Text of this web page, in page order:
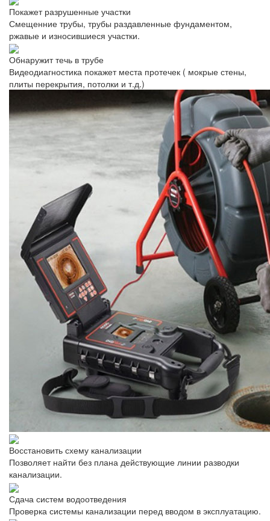
Покажет разрушенные участки
Смещенние трубы, трубы раздавленные фундаментом,
ржавые и износившиеся участки.
Обнаружит течь в трубе
Видеодиагностика покажет места протечек ( мокрые стены,
плиты перекрытия, потолки и т.д.)
Восстановить схему канализации
Позволяет найти без плана действующие линии разводки
канализации.
Сдача систем водоотведения
Проверка системы канализации перед вводом в эксплуатацию.